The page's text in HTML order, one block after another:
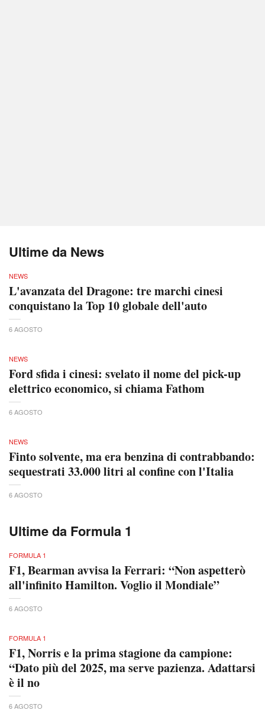
Ultime da News
NEWS
L'avanzata del Dragone: tre marchi cinesi
conquistano la Top 10 globale dell'auto
6 AGOSTO
NEWS
Ford sfida i cinesi: svelato il nome del pick-up
elettrico economico, si chiama Fathom
6 AGOSTO
NEWS
Finto solvente, ma era benzina di contrabbando:
sequestrati 33.000 litri al confine con l'Italia
6 AGOSTO
Ultime da Formula 1
FORMULA 1
F1, Bearman avvisa la Ferrari: “Non aspetterò
all'infinito Hamilton. Voglio il Mondiale”
6 AGOSTO
FORMULA 1
F1, Norris e la prima stagione da campione:
“Dato più del 2025, ma serve pazienza. Adattarsi
è il no
6 AGOSTO